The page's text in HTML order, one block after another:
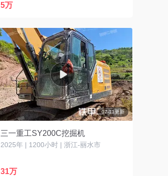
5万
07-11更新
三一重工SY200C挖掘机
2025年 | 1200小时 | 浙江-丽水市
31万